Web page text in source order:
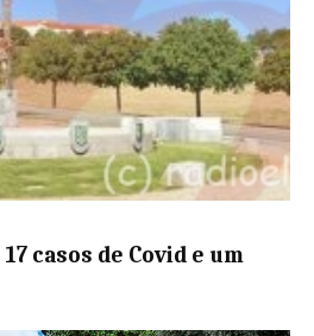
casos de Covid e um